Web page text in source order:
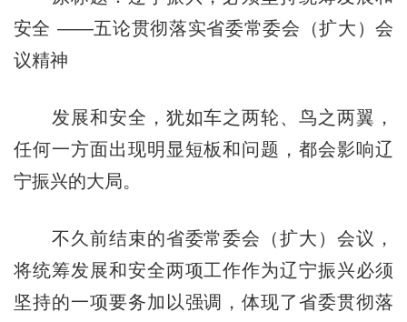
安全 ——五论贯彻落实省委常委会（扩大）会
议精神
发展和安全，犹如车之两轮、鸟之两翼，
任何一方面出现明显短板和问题，都会影响辽
宁振兴的大局。
不久前结束的省委常委会（扩大）会议，
将统筹发展和安全两项工作作为辽宁振兴必须
坚持的一项要务加以强调，体现了省委贯彻落